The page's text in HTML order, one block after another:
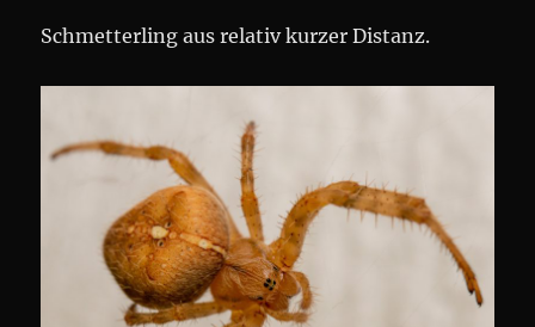
Schmetterling aus relativ kurzer Distanz.